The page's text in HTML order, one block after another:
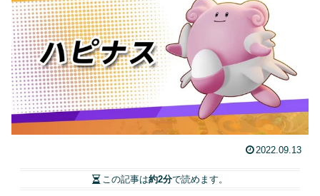
2022.09.13
この記事は約2分で読めます。